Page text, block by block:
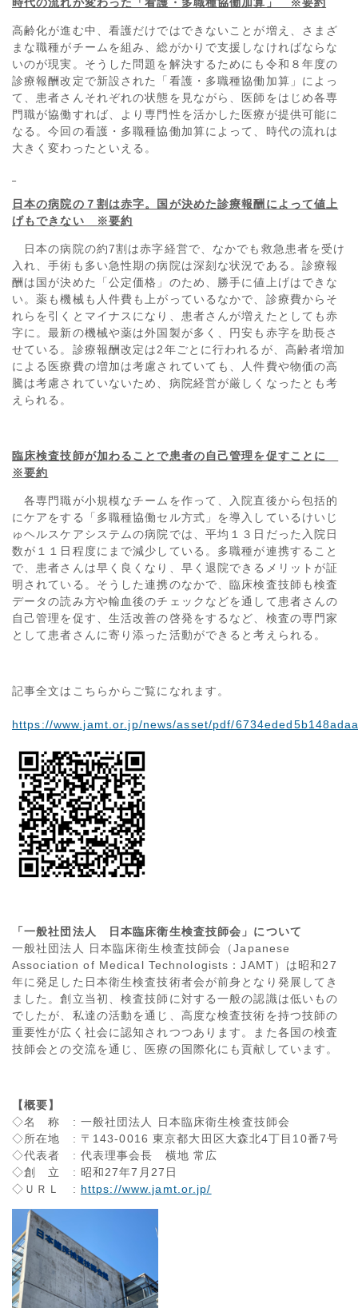
高齢化が進む中、看護だけではできないことが増え、さまざ
まな職種がチームを組み、総がかりで支援しなければならな
いのが現実。そうした問題を解決するためにも令和８年度の
診療報酬改定で新設された「看護・多職種協働加算」によっ
て、患者さんそれぞれの状態を見ながら、医師をはじめ各専
門職が協働すれば、より専門性を活かした医療が提供可能に
なる。今回の看護・多職種協働加算によって、時代の流れは
大きく変わったといえる。
日本の病院の７割は赤字。国が決めた診療報酬によって値上
げもできない ※要約
日本の病院の約7割は赤字経営で、なかでも救急患者を受け
入れ、手術も多い急性期の病院は深刻な状況である。診療報
酬は国が決めた「公定価格」のため、勝手に値上げはできな
い。薬も機械も人件費も上がっているなかで、診療費からそ
れらを引くとマイナスになり、患者さんが増えたとしても赤
字に。最新の機械や薬は外国製が多く、円安も赤字を助長さ
せている。診療報酬改定は2年ごとに行われるが、高齢者増加
による医療費の増加は考慮されていても、人件費や物価の高
騰は考慮されていないため、病院経営が厳しくなったとも考
えられる。
臨床検査技師が加わることで患者の自己管理を促すことに
※要約
各専門職が小規模なチームを作って、入院直後から包括的
にケアをする「多職種協働セル方式」を導入しているけいじ
ゅヘルスケアシステムの病院では、平均１３日だった入院日
数が１１日程度にまで減少している。多職種が連携すること
で、患者さんは早く良くなり、早く退院できるメリットが証
明されている。そうした連携のなかで、臨床検査技師も検査
データの読み方や輸血後のチェックなどを通して患者さんの
自己管理を促す、生活改善の啓発をするなど、検査の専門家
として患者さんに寄り添った活動ができると考えられる。
記事全文はこちらからご覧になれます。
https://www.jamt.or.jp/news/asset/pdf/
「一般社団法人 日本臨床衛生検査技師会」について
一般社団法人 日本臨床衛生検査技師会（Japanese
Association of Medical Technologists：JAMT）は昭和27
年に発足した日本衛生検査技術者会が前身となり発展してき
ました。創立当初、検査技師に対する一般の認識は低いもの
でしたが、私達の活動を通じ、高度な検査技術を持つ技師の
重要性が広く社会に認知されつつあります。また各国の検査
技師会との交流を通じ、医療の国際化にも貢献しています。
【概要】
◇名 称 : 一般社団法人 日本臨床衛生検査技師会
◇所在地 : 〒143-0016 東京都大田区大森北4丁目10番7号
◇代表者 : 代表理事会長 横地 常広
◇創 立 : 昭和27年7月27日
◇ＵＲＬ : https://www.jamt.or.jp/